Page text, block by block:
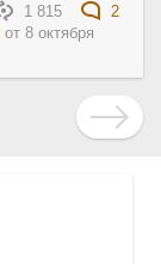
1 815
2
от8 октября